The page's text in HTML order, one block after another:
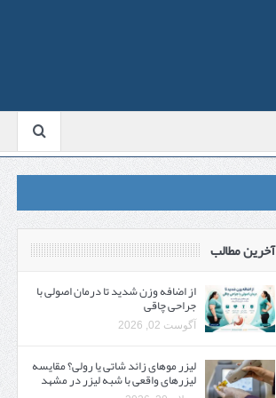
آخرین مطالب
از اضافه وزن شدید تا درمان اصولی با
جراحی چاقی
آگوست 02, 2026
لیزر موهای زائد شاتی یا رولی؟ مقایسه
لیزرهای واقعی با شبه‌ لیزر در مشهد